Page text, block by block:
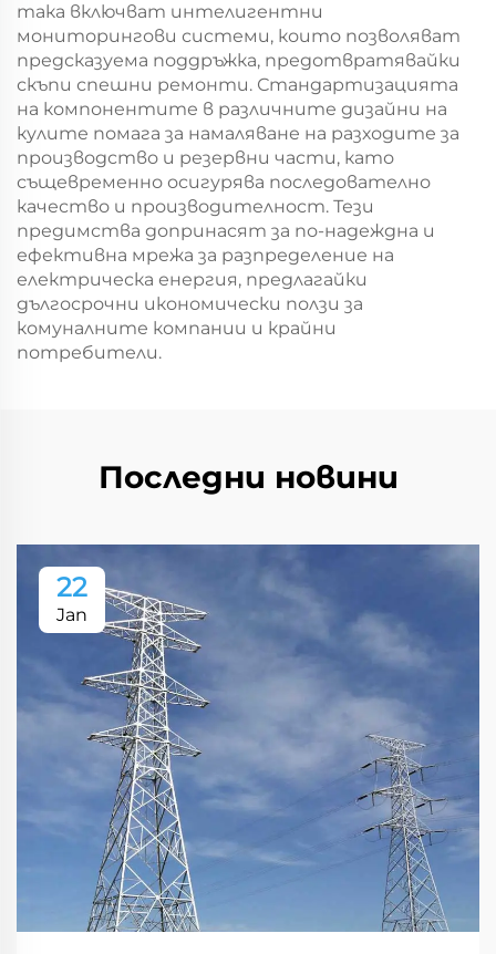
така включват интелигентни
мониторингови системи, които позволяват
предсказуема поддръжка, предотвратявайки
скъпи спешни ремонти. Стандартизацията
на компонентите в различните дизайни на
кулите помага за намаляване на разходите за
производство и резервни части, като
същевременно осигурява последователно
качество и производителност. Тези
предимства допринасят за по-надеждна и
ефективна мрежа за разпределение на
електрическа енергия, предлагайки
дългосрочни икономически ползи за
комуналните компании и крайни
потребители.
Последни новини
22
Jan